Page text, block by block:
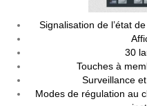
Signalisation de l’état
30
Touches à
Surveillance
Modes de régulation au